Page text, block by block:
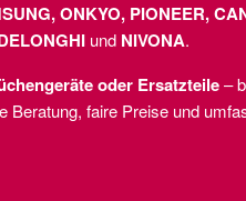
ONKYO, PIONEER,
und NIVONA.
oder Ersatzteile–
Beratung, faire Preise und